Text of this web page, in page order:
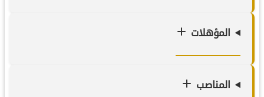
المؤهلات
المناصب